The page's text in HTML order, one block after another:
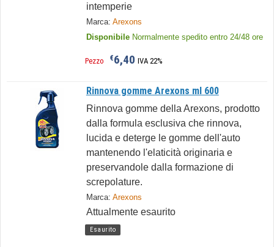
intemperie
Marca: Arexons
Disponibile Normalmente spedito entro 24/48 ore
Pezzo €6,40 IVA 22%
Rinnova gomme Arexons ml 600
Rinnova gomme della Arexons, prodotto
dalla formula esclusiva che rinnova,
lucida e deterge le gomme dell'auto
mantenendo l'elaticità originaria e
preservandole dalla formazione di
screpolature.
Marca: Arexons
Attualmente esaurito
Esaurito